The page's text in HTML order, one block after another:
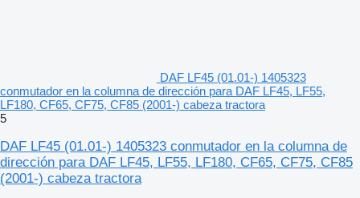
DAF LF45 (01.01-) 1405323
conmutador en la columna de dirección para DAF LF45, LF55,
LF180, CF65, CF75, CF85 (2001-) cabeza tractora
5
DAF LF45 (01.01-) 1405323 conmutador en la columna de
dirección para DAF LF45, LF55, LF180, CF65, CF75, CF85
(2001-) cabeza tractora